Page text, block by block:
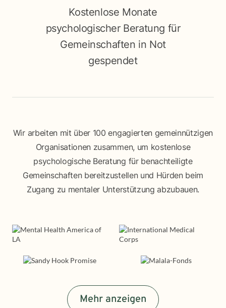
Kostenlose Monate
psychologischer Beratung für
Gemeinschaften in Not
gespendet
Wir arbeiten mit über 100 engagierten gemeinnützigen
Organisationen zusammen, um kostenlose
psychologische Beratung für benachteiligte
Gemeinschaften bereitzustellen und Hürden beim
Zugang zu mentaler Unterstützung abzubauen.
Mehr anzeigen